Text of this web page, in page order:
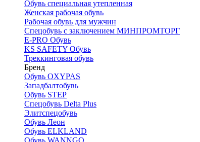
Обувь специальная утепленная
Женская рабочая обувь
Рабочая обувь для мужчин
Спецобувь с заключением МИНПРОМТОРГ
E-PRO Обувь
KS SAFETY Обувь
Треккинговая обувь
Бренд
Обувь OXYPAS
Западбалтобувь
Обувь STEP
Спецобувь Delta Plus
Элитспецобувь
Обувь Леон
Обувь ELKLAND
Обувь WANNGO